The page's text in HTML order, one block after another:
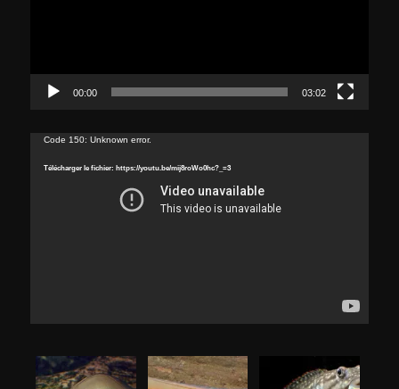
00:00 03:02
Lecteur
Code 150: Unknown error.
Télécharger le fichier: https://youtu.be/mij8roWo0hc?_=3